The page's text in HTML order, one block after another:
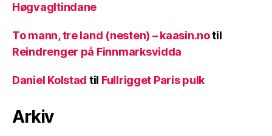
Høgvagltindane
To mann, tre land (nesten) – kaasin.notil
Reindrenger på Finnmarksvidda
Daniel Kolstad til Fullrigget Paris pulk
Arkiv